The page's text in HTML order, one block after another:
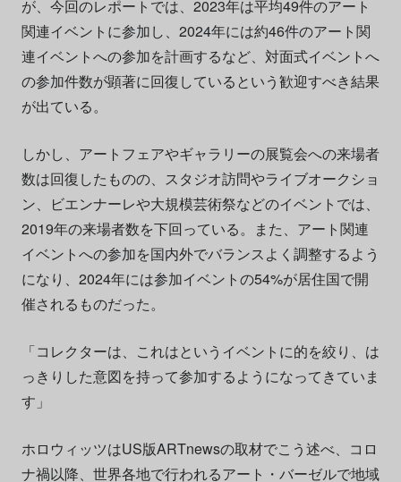
が、今回のレポートでは、2023年は平均49件のアート
関連イベントに参加し、2024年には約46件のアート関
連イベントへの参加を計画するなど、対面式イベントへ
の参加件数が顕著に回復しているという歓迎すべき結果
が出ている。
しかし、アートフェアやギャラリーの展覧会への来場者
数は回復したものの、スタジオ訪問やライブオークショ
ン、ビエンナーレや大規模芸術祭などのイベントでは、
2019年の来場者数を下回っている。また、アート関連
イベントへの参加を国内外でバランスよく調整するよう
になり、2024年には参加イベントの54%が居住国で開
催されるものだった。
「コレクターは、これはというイベントに的を絞り、は
っきりした意図を持って参加するようになってきていま
す」
ホロウィッツはUS版ARTnewsの取材でこう述べ、コロ
ナ禍以降、世界各地で行われるアート・バーゼルで地域